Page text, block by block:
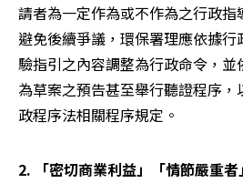
請者為一定作為或不作為之行政
避免後續爭議，環保署理應依據
驗指引之內容調整為行政命令，
為草案之預告甚至舉行聽證程序
政程序法相關程序規定。
2. 「密切商業利益」「情節嚴重